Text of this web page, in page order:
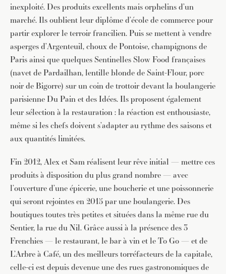
inexploité. Des produits excellents mais orphelins d’un
marché. Ils oublient leur diplôme d’école de commerce pour
partir explorer le terroir francilien. Puis se mettent à vendre
asperges d’Argenteuil, choux de Pontoise, champignons de
Paris ainsi que quelques Sentinelles Slow Food françaises
(navet de Pardailhan, lentille blonde de Saint-Flour, porc
noir de Bigorre) sur un coin de trottoir devant la boulangerie
parisienne Du Pain et des Idées. Ils proposent également
leur sélection à la restauration : la réaction est enthousiaste,
même si les chefs doivent s’adapter au rythme des saisons et
aux quantités limitées.
Fin 2012, Alex et Sam réalisent leur rêve initial — mettre ces
produits à disposition du plus grand nombre — avec
l’ouverture d’une épicerie, une boucherie et une poissonnerie
qui seront rejointes en 2015 par une boulangerie. Des
boutiques toutes très petites et situées dans la même rue du
Sentier, la rue du Nil. Grâce aussi à la présence des 3
Frenchies — le restaurant, le bar à vin et le To Go — et de
L’Arbre à Café, un des meilleurs torréfacteurs de la capitale,
celle-ci est depuis devenue une des rues gastronomiques de